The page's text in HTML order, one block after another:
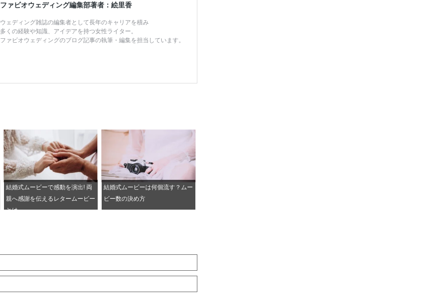
ファビオウェディング編集部著者：絵里香
ウェディング雑誌の編集者として長年のキャリアを積み
多くの経験や知識、アイデアを持つ女性ライター。
ファビオウェディングのブログ記事の執筆・編集を担当しています。
結婚式ムービーで感動を演出! 両
親へ感謝を伝えるレタームービー
とは
結婚式ムービーは何個流す？ムー
ビー数の決め方